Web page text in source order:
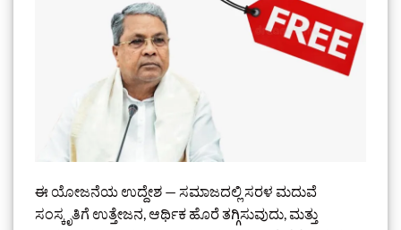
ಈ ಯೋಜನೆಯ ಉದ್ದೇಶ — ಸಮಾಜದಲ್ಲಿ ಸರಳ ಮದುವೆ
ಸಂಸ್ಕೃತಿಗೆ ಉತ್ತೇಜನ, ಆರ್ಥಿಕ ಹೊರೆ ತಗ್ಗಿಸುವುದು, ಮತ್ತು